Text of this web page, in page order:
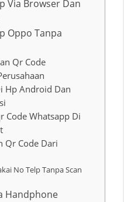
Via Browser Dan
Oppo Tanpa
Qr Code
Hp Android Dan
Code Whatsapp Di
Qr Code Dari
No Telp Tanpa Scan
Handphone